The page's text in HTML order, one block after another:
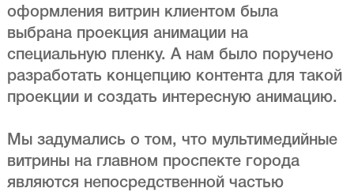
оформления витрин клиентом была
выбрана проекция анимации на
специальную пленку. А нам было поручено
разработать концепцию контента для такой
проекции и создать интересную анимацию.
Мы задумались о том, что мультимедийные
витрины на главном проспекте города
являются непосредственной частью